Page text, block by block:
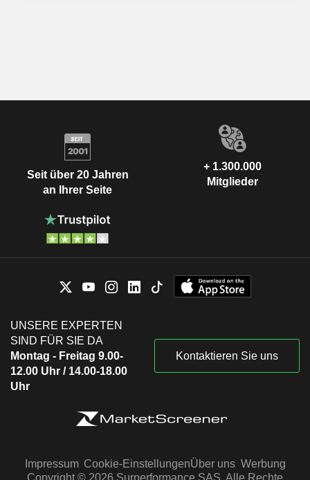
Seit über 20 Jahren
an Ihrer Seite
+ 1.300.000
Mitglieder
UNSERE EXPERTEN
SIND FÜR SIE DA
Montag - Freitag 9.00-
12.00 Uhr / 14.00-18.00
Uhr
Kontaktieren Sie uns
Impressum Cookie-EinstellungenÜber uns Werbung
Copyright © 2026 Surperformance SAS. Alle Rechte